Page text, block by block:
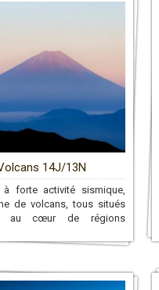
14J/13N
forte activité sismique,
de volcans, tous situés
au cœur de régions
permettra d’admirer de
Coropuna, culminant à 6